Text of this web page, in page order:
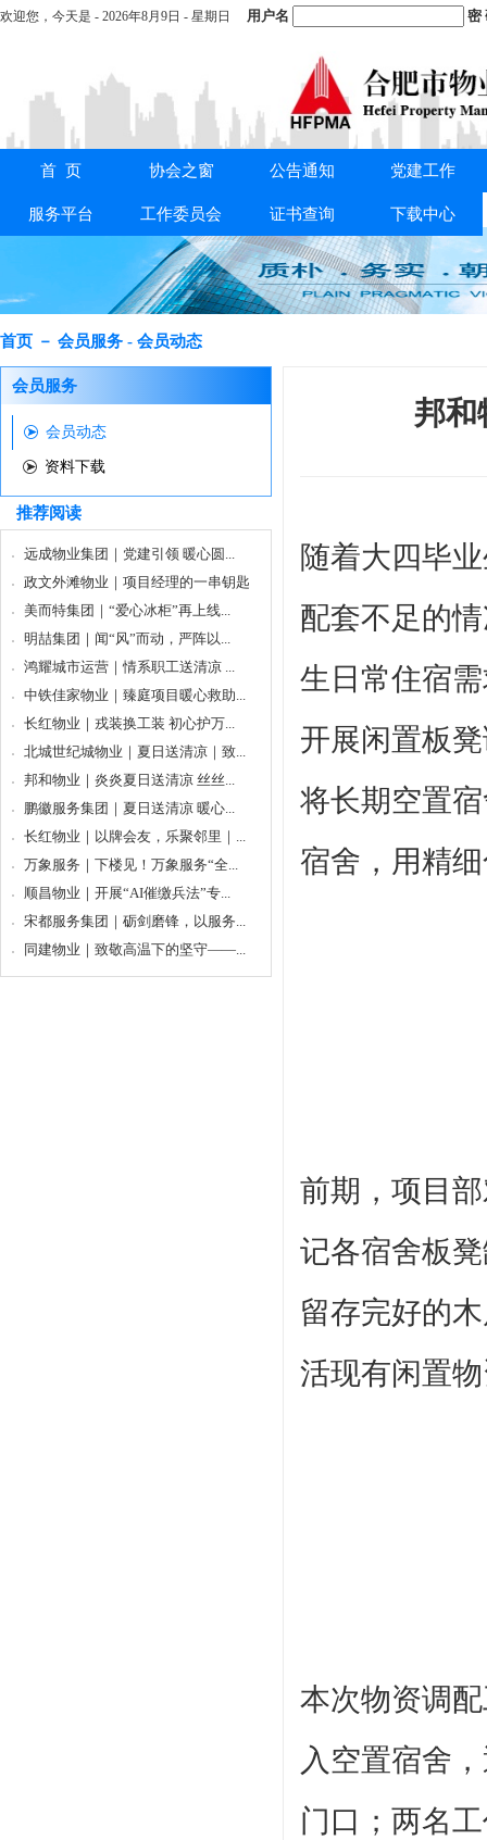
欢迎您， 今天是 - 2026年8月9日 - 星期日 用户名 密
首 页 协会之窗 公告通知 党建工作
服务平台 工作委员会 证书查询 下载中心
重要通知： 关于交纳2025年度会费的通知
首页 － 会员服务 - 会员动态
会员服务
会员动态
资料下载
推荐阅读
远成物业集团｜党建引领 暖心圆...
政文外滩物业｜项目经理的一串钥匙
美而特集团｜“爱心冰柜”再上线...
明喆集团｜闻“风”而动，严阵以...
鸿耀城市运营｜情系职工送清凉 ...
中铁佳家物业｜臻庭项目暖心救助...
长红物业｜戎装换工装 初心护万...
北城世纪城物业｜夏日送清凉｜致...
邦和物业｜炎炎夏日送清凉 丝丝...
鹏徽服务集团｜夏日送清凉 暖心...
长红物业｜以牌会友，乐聚邻里｜...
万象服务｜下楼见！万象服务“全...
顺昌物业｜开展“AI催缴兵法”专...
宋都服务集团｜砺剑磨锋，以服务...
同建物业｜致敬高温下的坚守——...
邦和
随着大四毕
配套不足的
生日常住宿
开展闲置板
将长期空置
宿舍，用精
前期，项目
记各宿舍板
留存完好的
活现有闲置
本次物资调
入空置宿舍
门口；两名